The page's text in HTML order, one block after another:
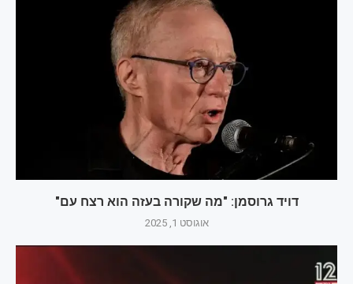
דויד גרוסמן: "מה שקורה בעזה הוא רצח עם"
אוגוסט 1, 2025